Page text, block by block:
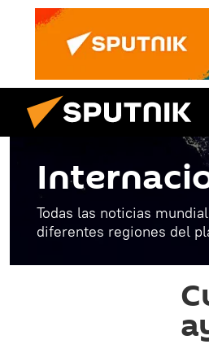
Todas las noticias
diferentes regiones del